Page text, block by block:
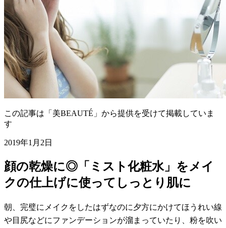
この記事は「美BEAUTÉ」から提供を受けて掲載していま
す
2019年1月2日
顔の乾燥に◎「ミスト化粧水」をメイ
クの仕上げに使ってしっとり肌に
朝、完璧にメイクをしたはずなのに夕方にかけてほうれい線
や目尻などにファンデーションが溜まっていたり、粉を吹い